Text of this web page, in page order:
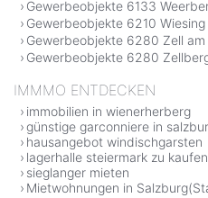
Gewerbeobjekte 6133
Gewerbeobjekte 6210 Wiesing
Gewerbeobjekte 6280 Zell am
Gewerbeobjekte 6280
IMMMO ENTDECKEN
immobilien in wienerherberg
günstige garconniere in
hausangebot windischgarsten
lagerhalle steiermark zu kaufen
sieglanger mieten
Mietwohnungen in